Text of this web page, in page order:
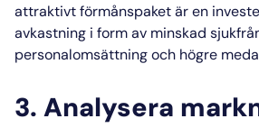
attraktivt förmånspaket är en
avkastning i form av minskad
personalomsättning och högre
3. Analysera